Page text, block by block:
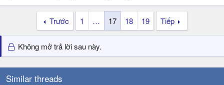
Trước 1 … 17 18 19 Tiếp
Không mở trả lời sau này.
Similar threads